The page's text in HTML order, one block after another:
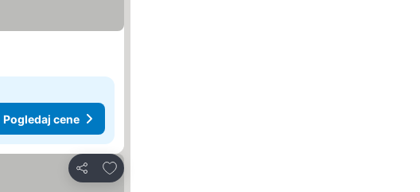
Pogledaj cene
Deli
Dodati u favorite